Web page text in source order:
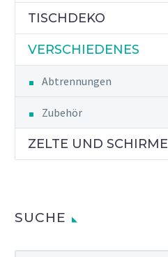
TISCHDEKO
VERSCHIEDENES
Abtrennungen
Zubehör
ZELTE UND SCHIRME
SUCHE